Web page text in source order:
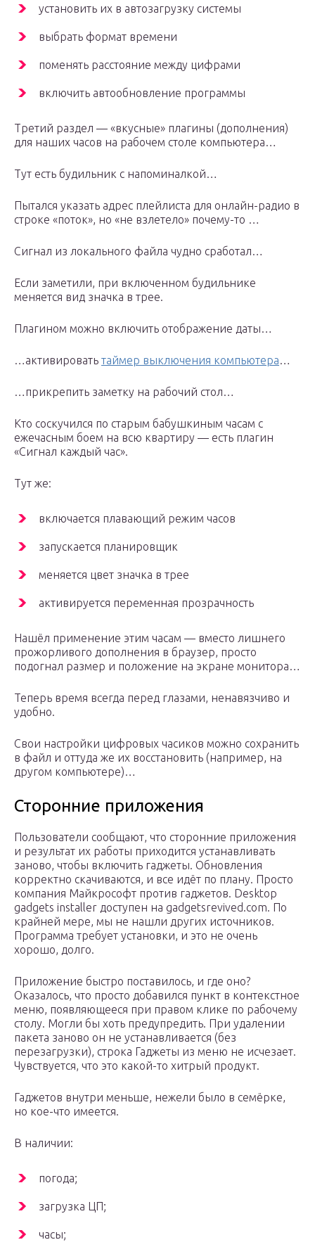
установить их в автозагрузку системы
выбрать формат времени
поменять расстояние между цифрами
включить автообновление программы
Третий раздел — «вкусные» плагины (дополнения)
для наших часов на рабочем столе компьютера…
Тут есть будильник с напоминалкой…
Пытался указать адрес плейлиста для онлайн-радио в
строке «поток», но «не взлетело» почему-то …
Сигнал из локального файла чудно сработал…
Если заметили, при включенном будильнике
меняется вид значка в трее.
Плагином можно включить отображение даты…
…активировать таймер выключения компьютера…
…прикрепить заметку на рабочий стол…
Кто соскучился по старым бабушкиным часам с
ежечасным боем на всю квартиру — есть плагин
«Сигнал каждый час».
Тут же:
включается плавающий режим часов
запускается планировщик
меняется цвет значка в трее
активируется переменная прозрачность
Нашёл применение этим часам — вместо лишнего
прожорливого дополнения в браузер, просто
подогнал размер и положение на экране монитора…
Теперь время всегда перед глазами, ненавязчиво и
удобно.
Свои настройки цифровых часиков можно сохранить
в файл и оттуда же их восстановить (например, на
другом компьютере)…
Сторонние приложения
Пользователи сообщают, что сторонние приложения
и результат их работы приходится устанавливать
заново, чтобы включить гаджеты. Обновления
корректно скачиваются, и все идёт по плану. Просто
компания Майкрософт против гаджетов. Desktop
gadgets installer доступен на gadgetsrevived.com. По
крайней мере, мы не нашли других источников.
Программа требует установки, и это не очень
хорошо, долго.
Приложение быстро поставилось, и где оно?
Оказалось, что просто добавился пункт в контекстное
меню, появляющееся при правом клике по рабочему
столу. Могли бы хоть предупредить. При удалении
пакета заново он не устанавливается (без
перезагрузки), строка Гаджеты из меню не исчезает.
Чувствуется, что это какой-то хитрый продукт.
Гаджетов внутри меньше, нежели было в семёрке,
но кое-что имеется.
В наличии:
погода;
загрузка ЦП;
часы;